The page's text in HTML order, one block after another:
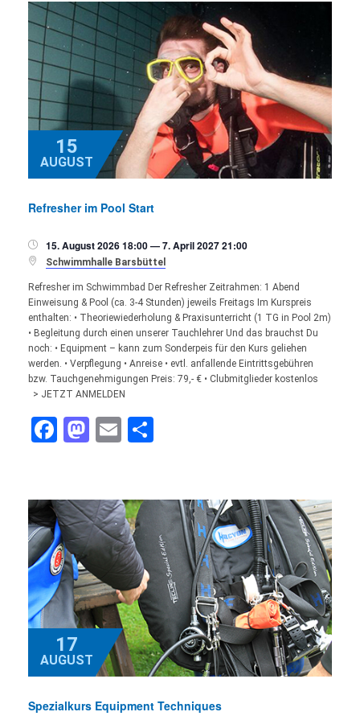
15
AUGUST
Refresher im Pool Start
 15. August 2026 18:00 — 7. April 2027 21:00
 Schwimmhalle Barsbüttel
Refresher im Schwimmbad Der Refresher Zeitrahmen: 1 Abend
Einweisung & Pool (ca. 3-4 Stunden) jeweils Freitags Im Kurspreis
enthalten: • Theoriewiederholung & Praxisunterricht (1 TG in Pool 2m)
• Begleitung durch einen unserer Tauchlehrer Und das brauchst Du
noch: • Equipment – kann zum Sonderpeis für den Kurs geliehen
werden. • Verpflegung • Anreise • evtl. anfallende Eintrittsgebühren
bzw. Tauchgenehmigungen Preis: 79,- € • Clubmitglieder kostenlos
> JETZT ANMELDEN
Facebook
Mastodon
Email
17
AUGUST
Spezialkurs Equipment Techniques